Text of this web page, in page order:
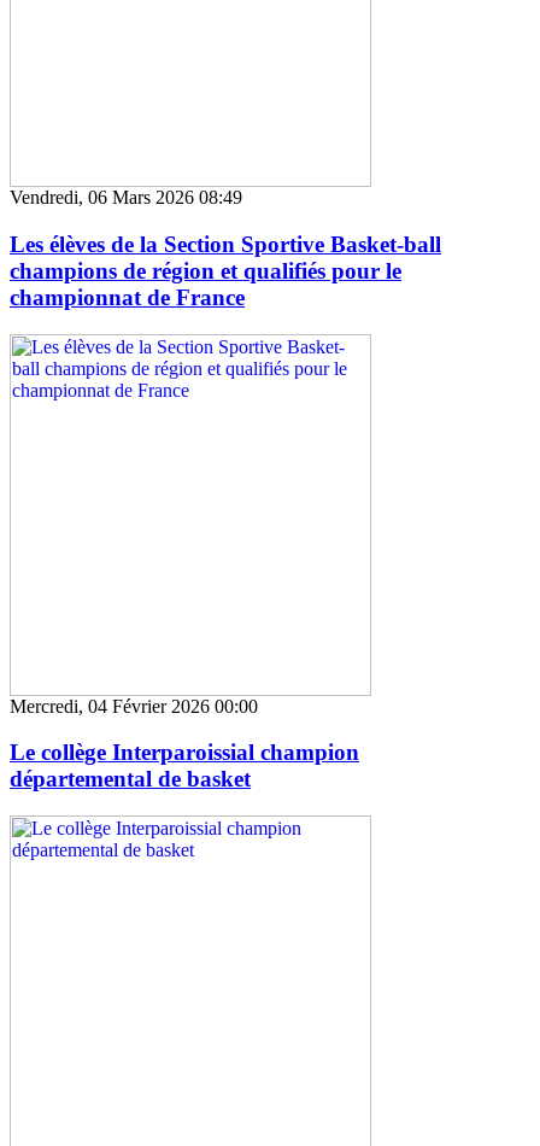
Vendredi, 06 Mars 2026 08:49
Les élèves de la Section Sportive Basket-ball
champions de région et qualifiés pour le
championnat de France
Mercredi, 04 Février 2026 00:00
Le collège Interparoissial champion
départemental de basket